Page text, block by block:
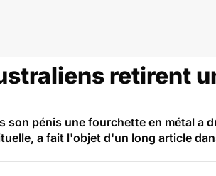
retirent
son pénis une fourchette en métal a
a fait l'objet d'un long article